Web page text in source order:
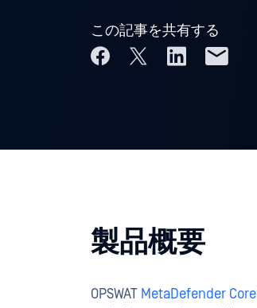
この記事を共有する
製品概要
OPSWAT MetaDefender Core